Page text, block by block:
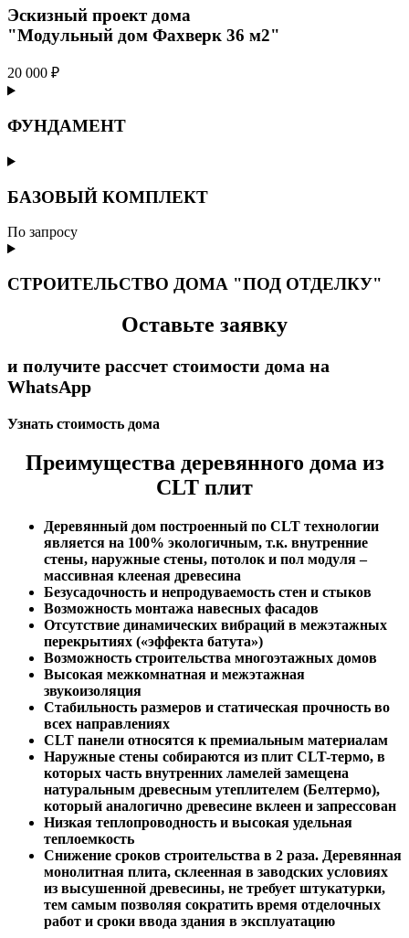
Эскизный проект дома
"Модульный дом Фахверк 36 м2"
20 000 ₽
ФУНДАМЕНТ
БАЗОВЫЙ КОМПЛЕКТ
По запросу
СТРОИТЕЛЬСТВО ДОМА "ПОД ОТДЕЛКУ"
Оставьте заявку
и получите рассчет стоимости дома на
WhatsApp
Узнать стоимость дома
Преимущества деревянного дома из
CLT плит
Деревянный дом построенный по CLT технологии
является на 100% экологичным, т.к. внутренние
стены, наружные стены, потолок и пол модуля –
массивная клееная древесина
Безусадочность и непродуваемость стен и стыков
Возможность монтажа навесных фасадов
Отсутствие динамических вибраций в межэтажных
перекрытиях («эффекта батута»)
Возможность строительства многоэтажных домов
Высокая межкомнатная и межэтажная
звукоизоляция
Стабильность размеров и статическая прочность во
всех направлениях
CLT панели относятся к премиальным материалам
Наружные стены собираются из плит CLT-термо, в
которых часть внутренних ламелей замещена
натуральным древесным утеплителем (Белтермо),
который аналогично древесине вклеен и запрессован
Низкая теплопроводность и высокая удельная
теплоемкость
Снижение сроков строительства в 2 раза. Деревянная
монолитная плита, склеенная в заводских условиях
из высушенной древесины, не требует штукатурки,
тем самым позволяя сократить время отделочных
работ и сроки ввода здания в эксплуатацию